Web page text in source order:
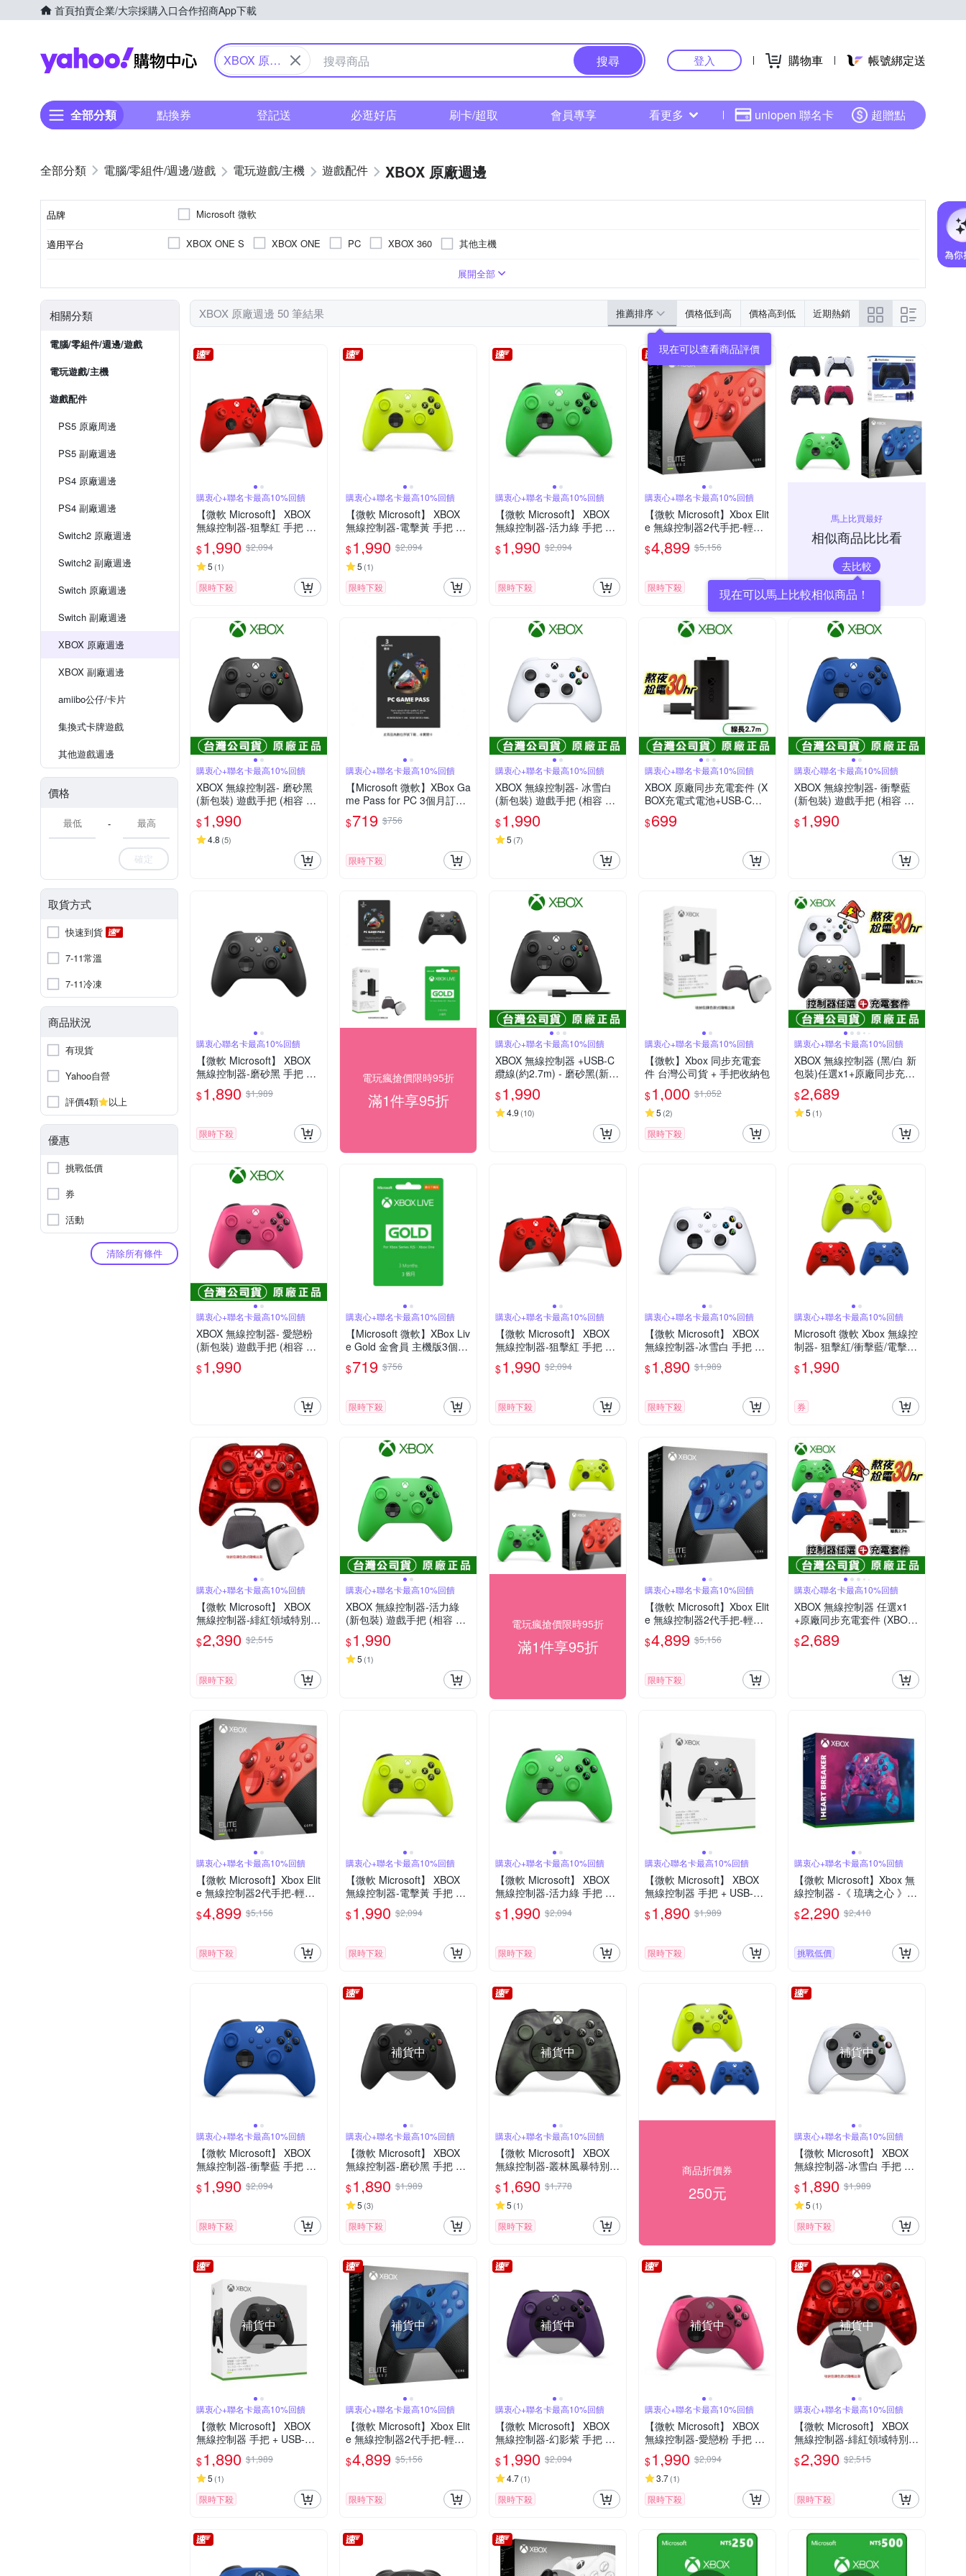
首頁拍賣企業/大宗採購入口合作招商App下載
Yahoo購物中心
XBOX 原廠
搜尋 登入 購物車 帳號綁定送
全部分類 點換券 登記送 必逛好店 刷卡/超取 會員專享 看更多 uniopen 聯名卡 超贈點
電腦/零組件/週邊/遊戲 電玩遊戲/主機 遊戲配件 XBOX 原廠週邊
品牌 Microsoft 微軟
適用平台 XBOX ONE S XBOX ONE PC XBOX 360 其他主機
展開全部
相關分類
電腦/零組件/週邊/遊戲
電玩遊戲/主機
遊戲配件
PS5 原廠周邊
PS5 副廠週邊
PS4 原廠週邊
PS4 副廠週邊
Switch2 原廠週邊
Switch2 副廠週邊
Switch 原廠週邊
Switch 副廠週邊
XBOX 原廠週邊
XBOX 副廠週邊
amiibo公仔/卡片
集換式卡牌遊戲
其他遊戲週邊
價格
-
確定
取貨方式
快速到貨
7-11常溫
7-11冷凍
商品狀況
有現貨
Yahoo自營
評價4顆
以上
優惠
挑戰低價
券
活動
清除所有條件
XBOX 原廠週邊 50 筆結果 推薦排序 價格低到高 價格高到低 近期熱銷
購衷心+聯名卡最高10%回饋
【微軟 Microsoft】 XBOX
無線控制器-狙擊紅 手把 原
廠公司貨 快速到貨
$1,990 $2,094
5 (1)
限時下殺
購衷心+聯名卡最高10%回饋
【微軟 Microsoft】 XBOX
無線控制器-電擊黃 手把 原
廠公司貨 快速到貨
$1,990 $2,094
5 (1)
限時下殺
購衷心+聯名卡最高10%回饋
【微軟 Microsoft】 XBOX
無線控制器-活力綠 手把 原
廠公司貨 快速到貨
$1,990 $2,094
限時下殺
購衷心+聯名卡最高10%回饋
【微軟 Microsoft】Xbox Elit
e 無線控制器2代手把-輕裝
版 紅色 台灣公司貨 快速到
貨
$4,899 $5,156
限時下殺
馬上比買最好
相似商品比比看
去比較
購衷心+聯名卡最高10%回饋
XBOX 無線控制器- 磨砂黑
(新包裝) 遊戲手把 (相容 Xb
ox Series X|S、Windows 1
0/11、Android 和 iOS)
$1,990
4.8 (5)
購衷心+聯名卡最高10%回饋
【Microsoft 微軟】XBox Ga
me Pass for PC 3個月訂閱
服務 數位序號 電子序號
$719 $756
限時下殺
購衷心+聯名卡最高10%回饋
XBOX 無線控制器- 冰雪白
(新包裝) 遊戲手把 (相容 Xb
ox Series X|S、Windows 1
0/11、Android 和 iOS)
$1,990
5 (7)
購衷心+聯名卡最高10%回饋
XBOX 原廠同步充電套件 (X
BOX充電式電池+USB-C傳
輸充電線2.7m)
$699
購衷心聯名卡最高10%回饋
XBOX 無線控制器- 衝擊藍
(新包裝) 遊戲手把 (相容 Xb
ox Series X|S、Windows 1
0/11、Android 和 iOS)
$1,990
購衷心聯名卡最高10%回饋
【微軟 Microsoft】 XBOX
無線控制器-磨砂黑 手把 原
廠公司貨
$1,890 $1,989
限時下殺
電玩瘋搶價限時95折
滿1件享95折
購衷心+聯名卡最高10%回饋
XBOX 無線控制器 +USB-C
纜線(約2.7m) - 磨砂黑(新包
裝) 遊戲手把 (相容 Xbox Se
ries X|S、Windows 10/11、
Android 和 iOS)
$1,990
4.9 (10)
購衷心+聯名卡最高10%回饋
【微軟】Xbox 同步充電套
件 台灣公司貨 + 手把收納包
$1,000 $1,052
5 (2)
限時下殺
購衷心+聯名卡最高10%回饋
XBOX 無線控制器 (黑/白 新
包裝)任選x1+原廠同步充電
套件 (XBOX充電式電池+US
B-C充電線2.7m)
$2,689
5 (1)
購衷心+聯名卡最高10%回饋
XBOX 無線控制器- 愛戀粉
(新包裝) 遊戲手把 (相容 Xb
ox Series X|S、Windows 1
0/11、Android 和 iOS)
$1,990
購衷心+聯名卡最高10%回饋
【Microsoft 微軟】XBox Liv
e Gold 金會員 主機版3個月
訂閱服務 數位序號 電子序
號
$719 $756
限時下殺
購衷心+聯名卡最高10%回饋
【微軟 Microsoft】 XBOX
無線控制器-狙擊紅 手把 原
廠公司貨
$1,990 $2,094
限時下殺
購衷心+聯名卡最高10%回饋
【微軟 Microsoft】 XBOX
無線控制器-冰雪白 手把 原
廠公司貨
$1,890 $1,989
限時下殺
購衷心+聯名卡最高10%回饋
Microsoft 微軟 Xbox 無線控
制器- 狙擊紅/衝擊藍/電擊黃
多色選一
$1,990
券
購衷心+聯名卡最高10%回饋
【微軟 Microsoft】 XBOX
無線控制器-緋紅領域特別版
手把 原廠公司貨
$2,390 $2,515
限時下殺
購衷心+聯名卡最高10%回饋
XBOX 無線控制器-活力綠
(新包裝) 遊戲手把 (相容 Xb
ox Series X|S、Windows 1
0/11、Android 和 iOS)
$1,990
5 (1)
電玩瘋搶價限時95折
滿1件享95折
購衷心+聯名卡最高10%回饋
【微軟 Microsoft】Xbox Elit
e 無線控制器2代手把-輕裝
版 藍色 台灣公司貨
$4,899 $5,156
限時下殺
購衷心聯名卡最高10%回饋
XBOX 無線控制器 任選x1
+原廠同步充電套件 (XBOX
充電式電池+USB-C充電線
2.7m)
$2,689
購衷心+聯名卡最高10%回饋
【微軟 Microsoft】Xbox Elit
e 無線控制器2代手把-輕裝
版 紅色 台灣公司貨
$4,899 $5,156
限時下殺
購衷心+聯名卡最高10%回饋
【微軟 Microsoft】 XBOX
無線控制器-電擊黃 手把 原
廠公司貨
$1,990 $2,094
限時下殺
購衷心+聯名卡最高10%回饋
【微軟 Microsoft】 XBOX
無線控制器-活力綠 手把 原
廠公司貨
$1,990 $2,094
限時下殺
購衷心聯名卡最高10%回饋
【微軟 Microsoft】 XBOX
無線控制器 手把 + USB-C
纜線 台灣公司貨
$1,890 $1,989
限時下殺
購衷心+聯名卡最高10%回饋
【微軟 Microsoft】Xbox 無
線控制器 -《 琉璃之心 》特
別版 台灣公司貨
$2,290 $2,410
挑戰低價
購衷心+聯名卡最高10%回饋
【微軟 Microsoft】 XBOX
無線控制器-衝擊藍 手把 原
廠公司貨
$1,990 $2,094
限時下殺
補貨中
購衷心+聯名卡最高10%回饋
【微軟 Microsoft】 XBOX
無線控制器-磨砂黑 手把 原
廠公司貨 快速到貨
$1,890 $1,989
5 (3)
限時下殺
補貨中
購衷心+聯名卡最高10%回饋
【微軟 Microsoft】 XBOX
無線控制器-叢林風暴特別版
手把 原廠公司貨 快速到貨
$1,690 $1,778
5 (1)
限時下殺
商品折價券
250元
補貨中
購衷心+聯名卡最高10%回饋
【微軟 Microsoft】 XBOX
無線控制器-冰雪白 手把 原
廠公司貨 快速到貨
$1,890 $1,989
5 (1)
限時下殺
補貨中
購衷心+聯名卡最高10%回饋
【微軟 Microsoft】 XBOX
無線控制器 手把 + USB-C
纜線 台灣公司貨 快速到貨
$1,890 $1,989
5 (1)
限時下殺
補貨中
購衷心+聯名卡最高10%回饋
【微軟 Microsoft】Xbox Elit
e 無線控制器2代手把-輕裝
版 藍色 台灣公司貨 快速到
貨
$4,899 $5,156
限時下殺
補貨中
購衷心+聯名卡最高10%回饋
【微軟 Microsoft】 XBOX
無線控制器-幻影紫 手把 原
廠公司貨 快速到貨
$1,990 $2,094
4.7(1)
限時下殺
補貨中
購衷心+聯名卡最高10%回饋
【微軟 Microsoft】 XBOX
無線控制器-愛戀粉 手把 原
廠公司貨 快速到貨
$1,990 $2,094
3.7(1)
限時下殺
補貨中
購衷心+聯名卡最高10%回饋
【微軟 Microsoft】 XBOX
無線控制器-緋紅領域特別版
手把 原廠公司貨 快速到貨
$2,390 $2,515
限時下殺